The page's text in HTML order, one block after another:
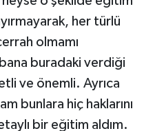
her türlü
olmamı
buradaki verdiği
ve önemli. Ayrıca
bunlara hiç haklarını
bir eğitim aldım.